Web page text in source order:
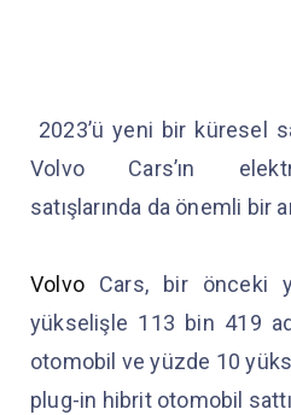
2023’ü yeni bir küresel
Volvo Cars’ın
satışlarında da önemli bir
Volvo Cars, bir önceki
yükselişle 113 bin 419
otomobil ve yüzde 10
plug-in hibrit otomobil